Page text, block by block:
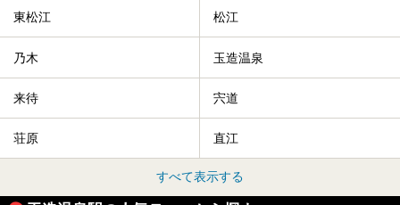
東松江 松江
乃木 玉造温泉
来待 宍道
荘原 直江
すべて表示する